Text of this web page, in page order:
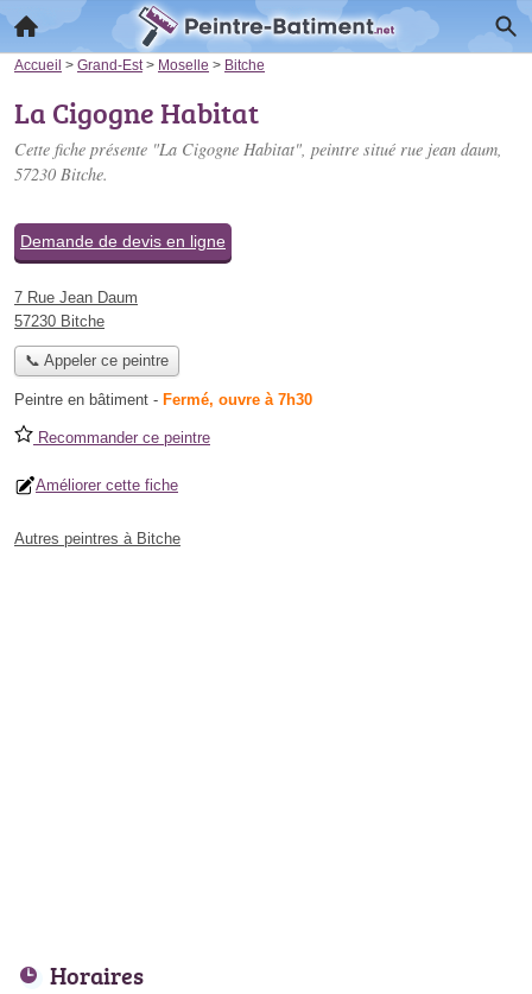
Accueil > Grand-Est > Moselle > Bitche
La Cigogne Habitat
Cette fiche présente "La Cigogne Habitat", peintre situé rue jean daum,
57230 Bitche.
Demande de devis en ligne
7 Rue Jean Daum
57230 Bitche
📞 Appeler ce peintre
Peintre en bâtiment - Fermé, ouvre à 7h30
Recommander ce peintre
Améliorer cette fiche
Autres peintres à Bitche
Horaires